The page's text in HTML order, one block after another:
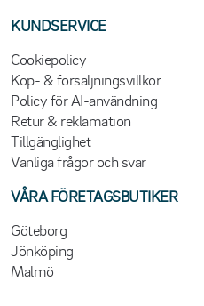
KUNDSERVICE
Cookiepolicy
Köp- & försäljningsvillkor
Policy för AI-användning
Retur & reklamation
Tillgänglighet
Vanliga frågor och svar
VÅRA FÖRETAGSBUTIKER
Göteborg
Jönköping
Malmö